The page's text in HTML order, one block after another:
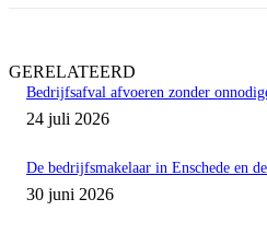
GERELATEERD
Bedrijfsafval afvoeren zonder
24 juli 2026
De bedrijfsmakelaar in Enschede en
30 juni 2026